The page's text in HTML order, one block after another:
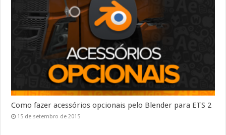
Como fazer acessórios opcionais pelo Blender para ETS 2
15 de setembro de 2015